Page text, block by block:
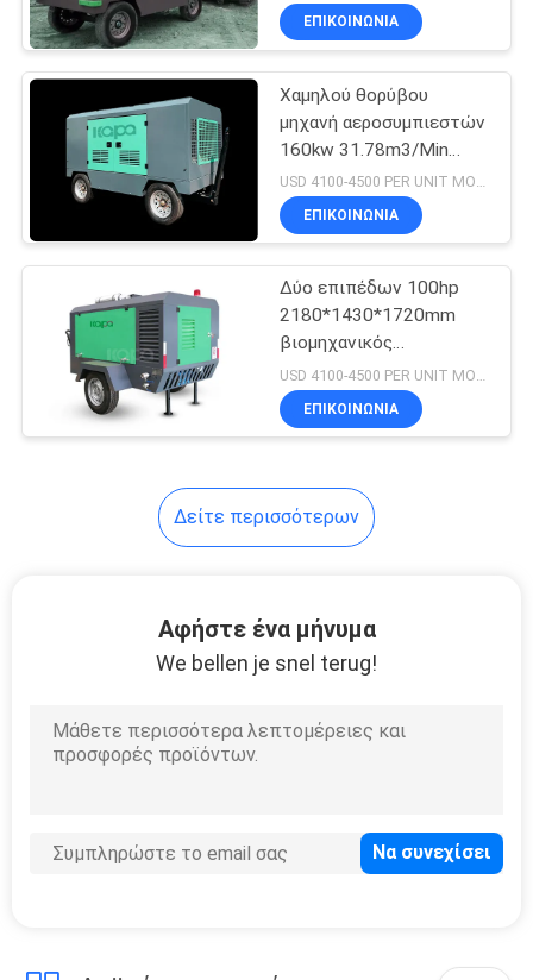
Ιατρικός
αεροσυμπιεστής
Βιομηχανικός
αεροσυμπιεστής
βιδών
Φορητός
βιδών
επεξεργασίας
ΕΠΙΚΟΙΝΩΝΊΑ
Χαμηλού θορύβου
μηχανή αεροσυμπιεστών
160kw 31.78m3/Min
φορητή
USD 4100-4500 PER UNIT MOQ:1
ΕΠΙΚΟΙΝΩΝΊΑ
Δύο επιπέδων 100hp
2180*1430*1720mm
βιομηχανικός
αεροσυμπιεστής βιδώνUSD 4100-4500 PER UNIT MOQ:1
ΕΠΙΚΟΙΝΩΝΊΑ
Δείτε περισσότερων
Αφήστε ένα μήνυμα
We bellen je snel terug!